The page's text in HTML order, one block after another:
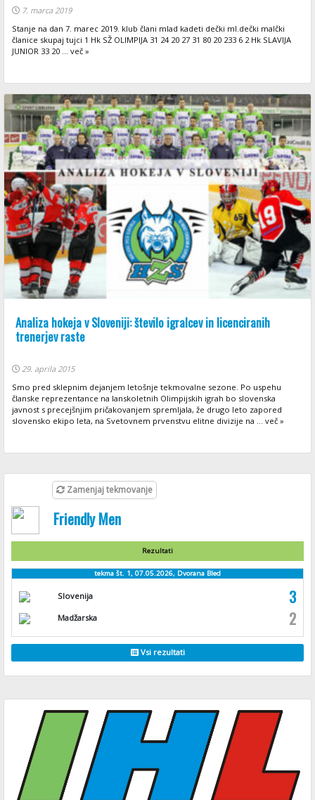
7. marca 2019
Stanje na dan 7. marec 2019. klub člani mlad kadeti dečki ml.dečki malčki
članice skupaj tujci 1 Hk SŽ OLIMPIJA 31 24 20 27 31 80 20 233 6 2 Hk SLAVIJA
JUNIOR 33 20 ... več »
Analiza hokeja v Sloveniji: število igralcev in licenciranih
trenerjev raste
29. aprila 2015
Smo pred sklepnim dejanjem letošnje tekmovalne sezone. Po uspehu
članske reprezentance na lanskoletnih Olimpijskih igrah bo slovenska
javnost s precejšnjim pričakovanjem spremljala, že drugo leto zapored
slovensko ekipo leta, na Svetovnem prvenstvu elitne divizije na ... več »
Zamenjaj tekmovanje
Friendly Men
Rezultati
tekma št. 1, 07.05.2026, Dvorana Bled
Slovenija 3
Madžarska 2
Vsi rezultati